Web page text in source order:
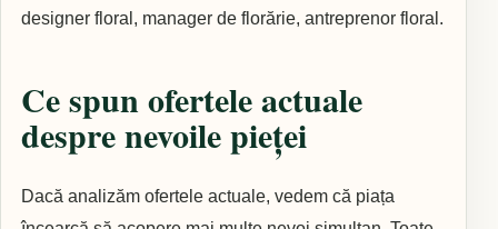
designer floral, manager de florărie, antreprenor floral.
Ce spun ofertele actuale
despre nevoile pieței
Dacă analizăm ofertele actuale, vedem că piața